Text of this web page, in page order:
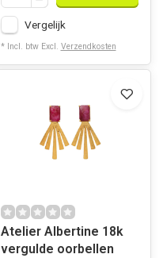
Vergelijk
* Incl. btw Excl. Verzendkosten
Atelier Albertine 18k
vergulde oorbellen